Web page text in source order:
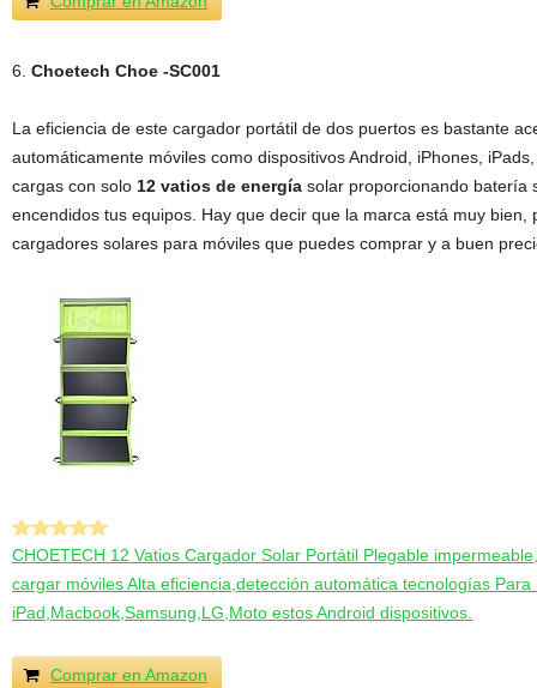
6. Choetech Choe -SC001
La eficiencia de este cargador portátil de dos puertos es bastante
automáticamente móviles como dispositivos Android, iPhones,
cargas con solo 12 vatios de energía solar proporcionando batería
encendidos tus equipos. Hay que decir que la marca está muy bien,
cargadores solares para móviles que puedes comprar y a buen
CHOETECH 12 Vatios Cargador Solar Portátil Plegable
cargar móviles Alta eficiencia,detección automática tecnologías Para
iPad,Macbook,Samsung,LG,Moto estos Android dispositivos.
Comprar en Amazon